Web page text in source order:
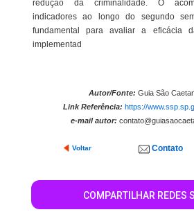
redução da criminalidade. O
indicadores ao longo do segundo
fundamental para avaliar a eficácia
implementad
Autor/Fonte: Guia São
Link Referência: https://
e-mail autor:
Voltar Contato
COMPARTILHAR REDES